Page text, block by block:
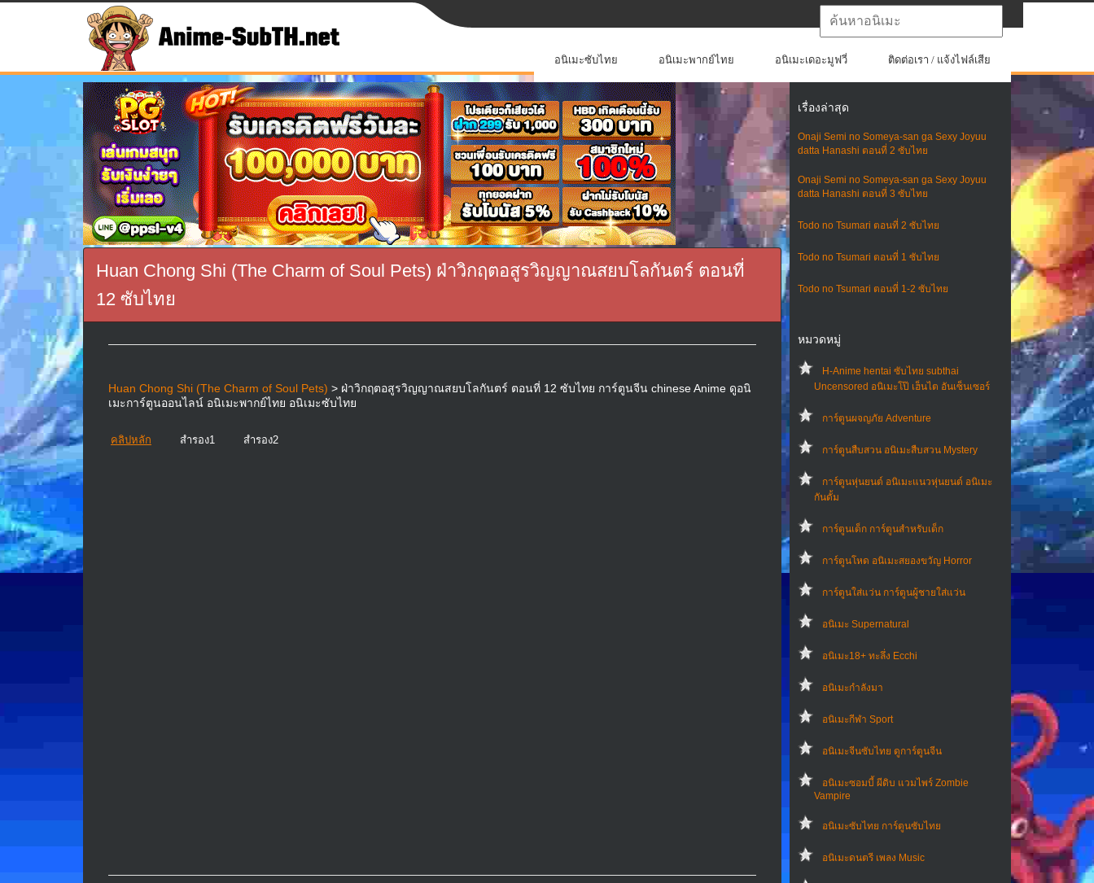
อนิเมะซับไทย อนิเมะพากย์ไทย อนิเมะเดอะมูฟวี่ ติดต่อเรา / แจ้งไฟล์เสีย
เรื่องล่าสุด
Onaji Semi no Someya-san ga Sexy Joyuu
datta Hanashi ตอนที่ 2 ซับไทย
Onaji Semi no Someya-san ga Sexy Joyuu
datta Hanashi ตอนที่ 3 ซับไทย
Todo no Tsumari ตอนที่ 2 ซับไทย
Todo no Tsumari ตอนที่ 1 ซับไทย
Todo no Tsumari ตอนที่ 1-2 ซับไทย
หมวดหมู่
H-Anime hentai ซับไทย subthai
Uncensored อนิเมะโป๊ เฮ็นไต อันเซ็นเซอร์
การ์ตูนผจญภัย Adventure
การ์ตูนสืบสวน อนิเมะสืบสวน Mystery
การ์ตูนหุ่นยนต์ อนิเมะแนวหุ่นยนต์ อนิเมะ
กันดั้ม
การ์ตูนเด็ก การ์ตูนสำหรับเด็ก
การ์ตูนโหด อนิเมะสยองขวัญ Horror
การ์ตูนใส่แว่น การ์ตูนผู้ชายใส่แว่น
อนิเมะ Supernatural
อนิเมะ18+ ทะลึ่ง Ecchi
อนิเมะกำลังมา
อนิเมะกีฬา Sport
อนิเมะจีนซับไทย ดูการ์ตูนจีน
อนิเมะซอมบี้ ผีดิบ แวมไพร์ Zombie
Vampire
อนิเมะซับไทย การ์ตูนซับไทย
อนิเมะดนตรี เพลง Music
Huan Chong Shi (The Charm of Soul Pets) ฝ่าวิกฤตอสูรวิญญาณสยบโลกันตร์ ตอนที่
12 ซับไทย
Huan Chong Shi (The Charm of Soul Pets) > ฝ่าวิกฤตอสูรวิญญาณสยบโลกันตร์ ตอนที่ 12 ซับไทย การ์ตูนจีน chinese Anime ดูอนิ
เมะการ์ตูนออนไลน์ อนิเมะพากย์ไทย อนิเมะซับไทย
คลิปหลัก สำรอง1 สำรอง2